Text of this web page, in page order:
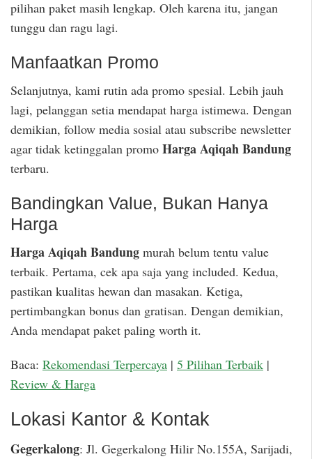
pilihan paket masih lengkap. Oleh karena itu, jangan
tunggu dan ragu lagi.
Manfaatkan Promo
Selanjutnya, kami rutin ada promo spesial. Lebih jauh
lagi, pelanggan setia mendapat harga istimewa. Dengan
demikian, follow media sosial atau subscribe newsletter
agar tidak ketinggalan promo Harga Aqiqah Bandung
terbaru.
Bandingkan Value, Bukan Hanya
Harga
Harga Aqiqah Bandung murah belum tentu value
terbaik. Pertama, cek apa saja yang included. Kedua,
pastikan kualitas hewan dan masakan. Ketiga,
pertimbangkan bonus dan gratisan. Dengan demikian,
Anda mendapat paket paling worth it.
Baca: Rekomendasi Terpercaya | 5 Pilihan Terbaik |
Review & Harga
Lokasi Kantor & Kontak
Gegerkalong: Jl. Gegerkalong Hilir No.155A, Sarijadi,